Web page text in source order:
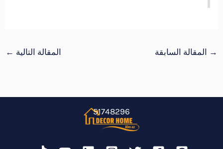
→ المقالة السابقة المقالة التالية ←
51748296